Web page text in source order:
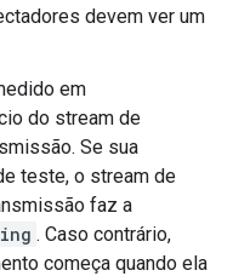
devem ver um
em
do stream de
Se sua
teste, o stream de
faz a
. Caso contrário,
começa quando ela